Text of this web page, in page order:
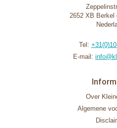
2652 XB Berkel
Tel:
E-mail:
Over
Algemene